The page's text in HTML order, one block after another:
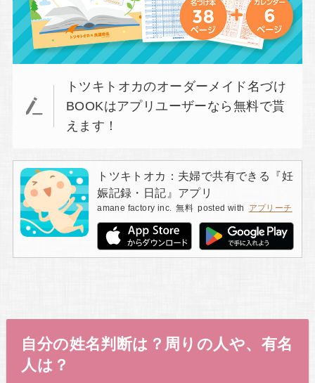
トツキトオカのオーダーメイド名づけ
BOOKはアプリユーザーなら無料で貰
えます！
トツキトオカ：夫婦で共有できる『妊
娠記録・日記』アプリ
amane factory inc. 無料 posted with アプリーチ
自分の姓名判断は？周りの人や、有名
人は？